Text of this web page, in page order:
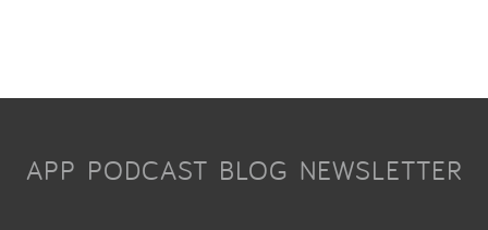
APP PODCAST BLOG NEWSLETTER